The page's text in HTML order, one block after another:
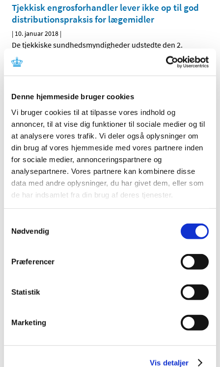
Denne hjemmeside bruger cookies
Vi bruger cookies til at tilpasse vores indhold og
annoncer, til at vise dig funktioner til sociale medier og til
at analysere vores trafik. Vi deler også oplysninger om
din brug af vores hjemmeside med vores partnere inden
for sociale medier, annonceringspartnere og
analysepartnere. Vores partnere kan kombinere disse
data med andre oplysninger, du har givet dem, eller som
de har indsamlet fra din brug af deres tjenester.
Nødvendig
Præferencer
Statistik
Marketing
Vis detaljer
Tjekkisk engrosforhandler lever ikke op til god
distributionspraksis for lægemidler
| 10. januar 2018 |
De tjekkiske sundhedsmyndigheder udstedte den 2.
januar 2018 en erklæring om, at leverandøren GALPEX…
om brug af ibuprofen og risiko for ændring af
9. januar 2018
Et nyt dansk-fransk studie, Ibuprofen alters human
testicular physiology to produce a state of…
Innovair NEXThaler® får generelt tilskud
|4. januar 2018|
Lægemiddelstyrelsen har besluttet, at Innovair NEXThaler
Forrige
Alle (2506)
2026 (84)
2024 (224)